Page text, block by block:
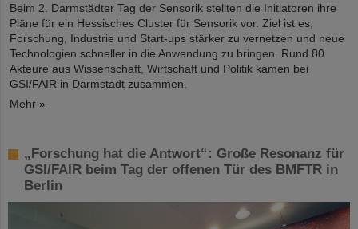
Beim 2. Darmstädter Tag der Sensorik stellten die Initiatoren ihre
Pläne für ein Hessisches Cluster für Sensorik vor. Ziel ist es,
Forschung, Industrie und Start-ups stärker zu vernetzen und neue
Technologien schneller in die Anwendung zu bringen. Rund 80
Akteure aus Wissenschaft, Wirtschaft und Politik kamen bei
GSI/FAIR in Darmstadt zusammen.
Mehr »
„Forschung hat die Antwort“: Große Resonanz für
GSI/FAIR beim Tag der offenen Tür des BMFTR in
Berlin